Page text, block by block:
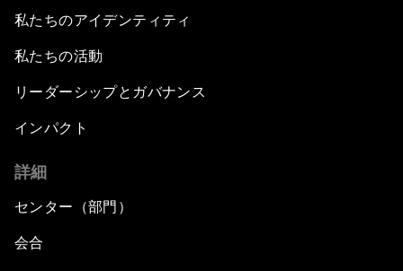
私たちのアイデンティティ
私たちの活動
リーダーシップとガバナンス
インパクト
詳細
センター（部門）
会合